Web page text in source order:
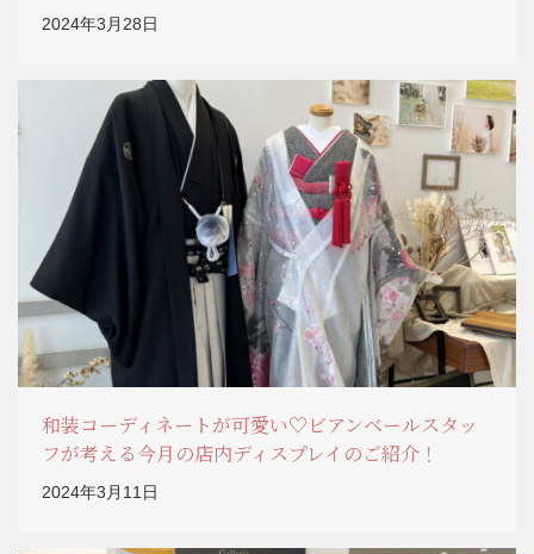
2024年3月28日
和装コーディネートが可愛い♡ビアンベールスタッ
フが考える今月の店内ディスプレイのご紹介！
2024年3月11日